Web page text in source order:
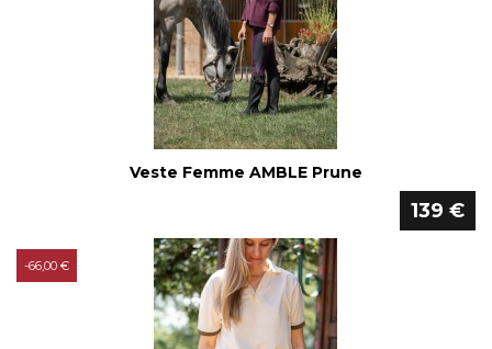
Veste Femme AMBLE Prune
139 €
-66,00 €